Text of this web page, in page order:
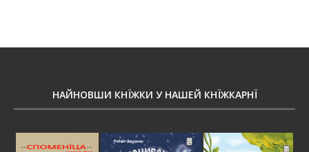
НАЙНОВШИ КНЇЖКИ У НАШЕЙ КНЇЖКАРНЇ